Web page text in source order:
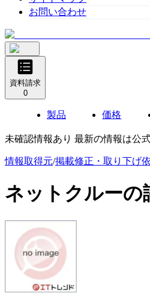
お問い合わせ
資料請求
0
製品 価格
未確認情報あり 最新の情報は公
情報取得元/掲載修正・取り下げ
ネットクルーの